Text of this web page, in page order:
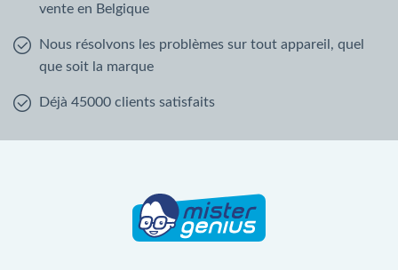
vente en Belgique
Nous résolvons les problèmes sur tout appareil, quel
que soit la marque
Déjà 45000 clients satisfaits